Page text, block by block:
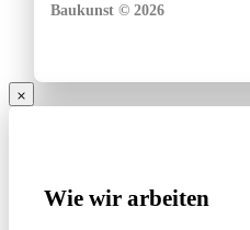
Baukunst © 2026
Wie wir arbeiten